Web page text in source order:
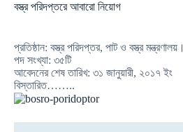
বস্ত্র পরিদপ্তরে আবারো নিয়োগ
প্রতিষ্ঠান: বস্ত্র পরিদপ্তর, পাট ও বস্ত্র মন্ত্রণালয়।
পদ সংখ্যা: ৩৫টি
আবেদনের শেষ তারিখ: ৩১ জানুয়ারী, ২০১৭ ইং
বিস্তারিত……..